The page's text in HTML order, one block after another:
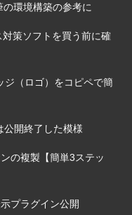
環境構築の参考に
策ソフトを買う前に確
ジ（ロゴ）をコピペで簡
公開終了した模様
の複製【簡単3ステッ
プラグイン公開